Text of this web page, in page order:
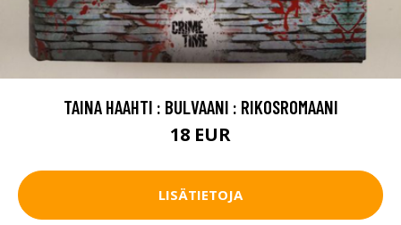
TAINA HAAHTI : BULVAANI : RIKOSROMAANI
18 EUR
LISÄTIETOJA